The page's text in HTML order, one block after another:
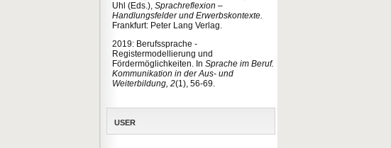
Uhl (Eds.), Sprachreflexion –
Handlungsfelder und Erwerbskontexte.
Frankfurt: Peter Lang Verlag.
2019: Berufssprache -
Registermodellierung und
Fördermöglichkeiten. In Sprache im Beruf.
Kommunikation in der Aus- und
Weiterbildung, 2(1), 56-69.
USER